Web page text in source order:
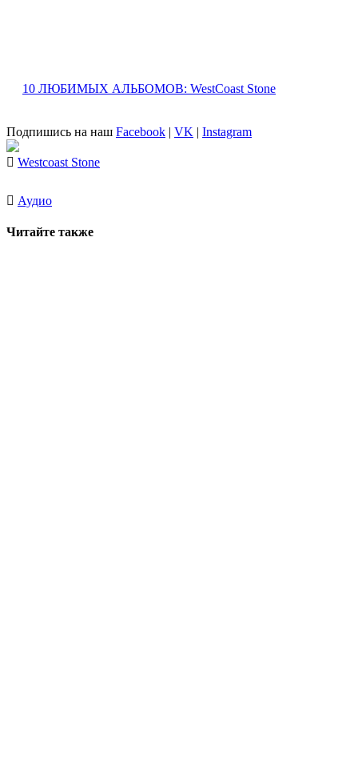
10 ЛЮБИМЫХ АЛЬБОМОВ: WestCoast Stone
Подпишись на наш Facebook | VK | Instagram
Westcoast Stone
Аудио
Читайте также